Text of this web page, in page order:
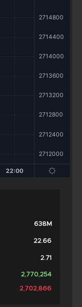
638M
22.66
2.71
2,770,254
2,702,866